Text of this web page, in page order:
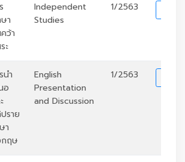
า
ว้า
ะ
Independent
Studies
1/2563
นำ
อ
ราย
า
ฤษ
English
Presentation
and Discussion
1/2563